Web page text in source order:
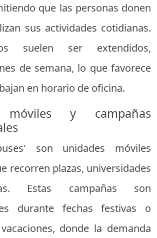
que las personas donen
sus actividades cotidianas.
suelen ser extendidos,
de semana, lo que favorece
en horario de oficina.
móviles y campañas
son unidades móviles
recorren plazas, universidades
Estas campañas son
durante fechas festivas o
donde la demanda